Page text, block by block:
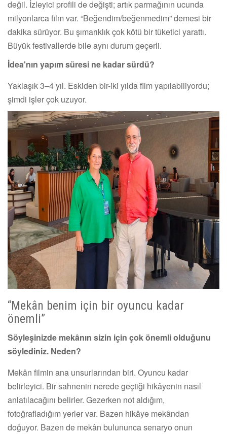
değil. İzleyici profili de değişti; artık parmağının ucunda
milyonlarca film var. “Beğendim/beğenmedim” demesi bir
dakika sürüyor. Bu şımarıklık çok kötü bir tüketici yarattı.
Büyük festivallerde bile aynı durum geçerli.
İdea'nın yapım süresi ne kadar sürdü?
Yaklaşık 3–4 yıl. Eskiden bir-iki yılda film yapılabiliyordu;
şimdi işler çok uzuyor.
“Mekân benim için bir oyuncu kadar
önemli”
Söyleşinizde mekânın sizin için çok önemli olduğunu
söylediniz. Neden?
Mekân filmin ana unsurlarından biri. Oyuncu kadar
belirleyici. Bir sahnenin nerede geçtiği hikâyenin nasıl
anlatılacağını belirler. Gezerken not aldığım,
fotoğrafladığım yerler var. Bazen hikâye mekândan
doğuyor. Bazen de mekân bulununca senaryo onun